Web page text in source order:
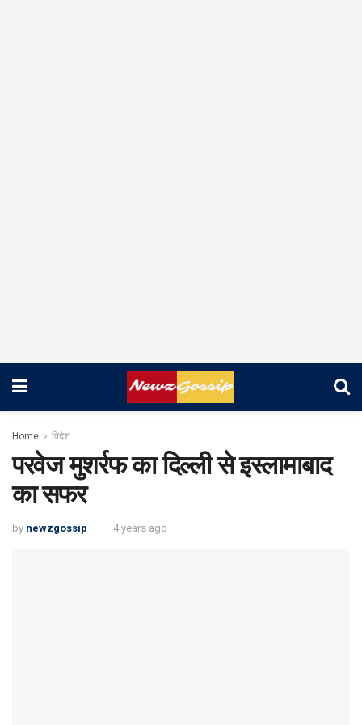
Home विदेश
परवेज मुशर्रफ का दिल्ली से इस्लामाबाद
का सफर
by newzgossip 4 years ago